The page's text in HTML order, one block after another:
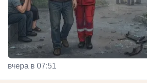
вчера в 07:51